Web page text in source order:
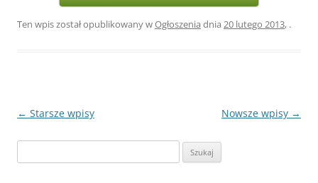
Ten wpis został opublikowany wOgłoszenia dnia 20 lutego 2013, .
Zobacz
← Starsze wpisy Nowsze wpisy →